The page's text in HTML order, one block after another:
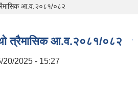
आ.व.२०८१/०८२
त्रैमासिक आ.व.२०८१/०८२
20/2025 - 15:27